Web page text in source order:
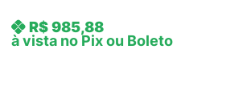
R$985,88
à vista no Pix ou Boleto